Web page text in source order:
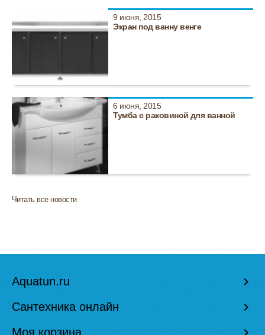
9 июня, 2015
Экран под ванну венге
6 июня, 2015
Тумба с раковиной для ванной
Читать все новости
Aquatun.ru keyboard_arrow_right
Сантехника онлайн keyboard_arrow_right
Моя корзина